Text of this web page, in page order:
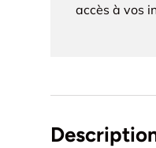
accès à vos